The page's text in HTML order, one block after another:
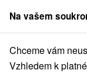
člen skupinySorger
Hotely na
Na vašem
Chceme vám
Vzhledem k